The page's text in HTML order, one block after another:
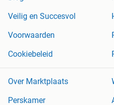
Veilig en Succesvol
Voorwaarden
Cookiebeleid
Over Marktplaats
Perskamer